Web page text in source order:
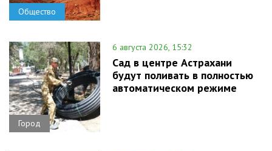
Общество
Город
6 августа 2026, 15:32
Сад в центре Астрахани
будут поливать в полностью
автоматическом режиме